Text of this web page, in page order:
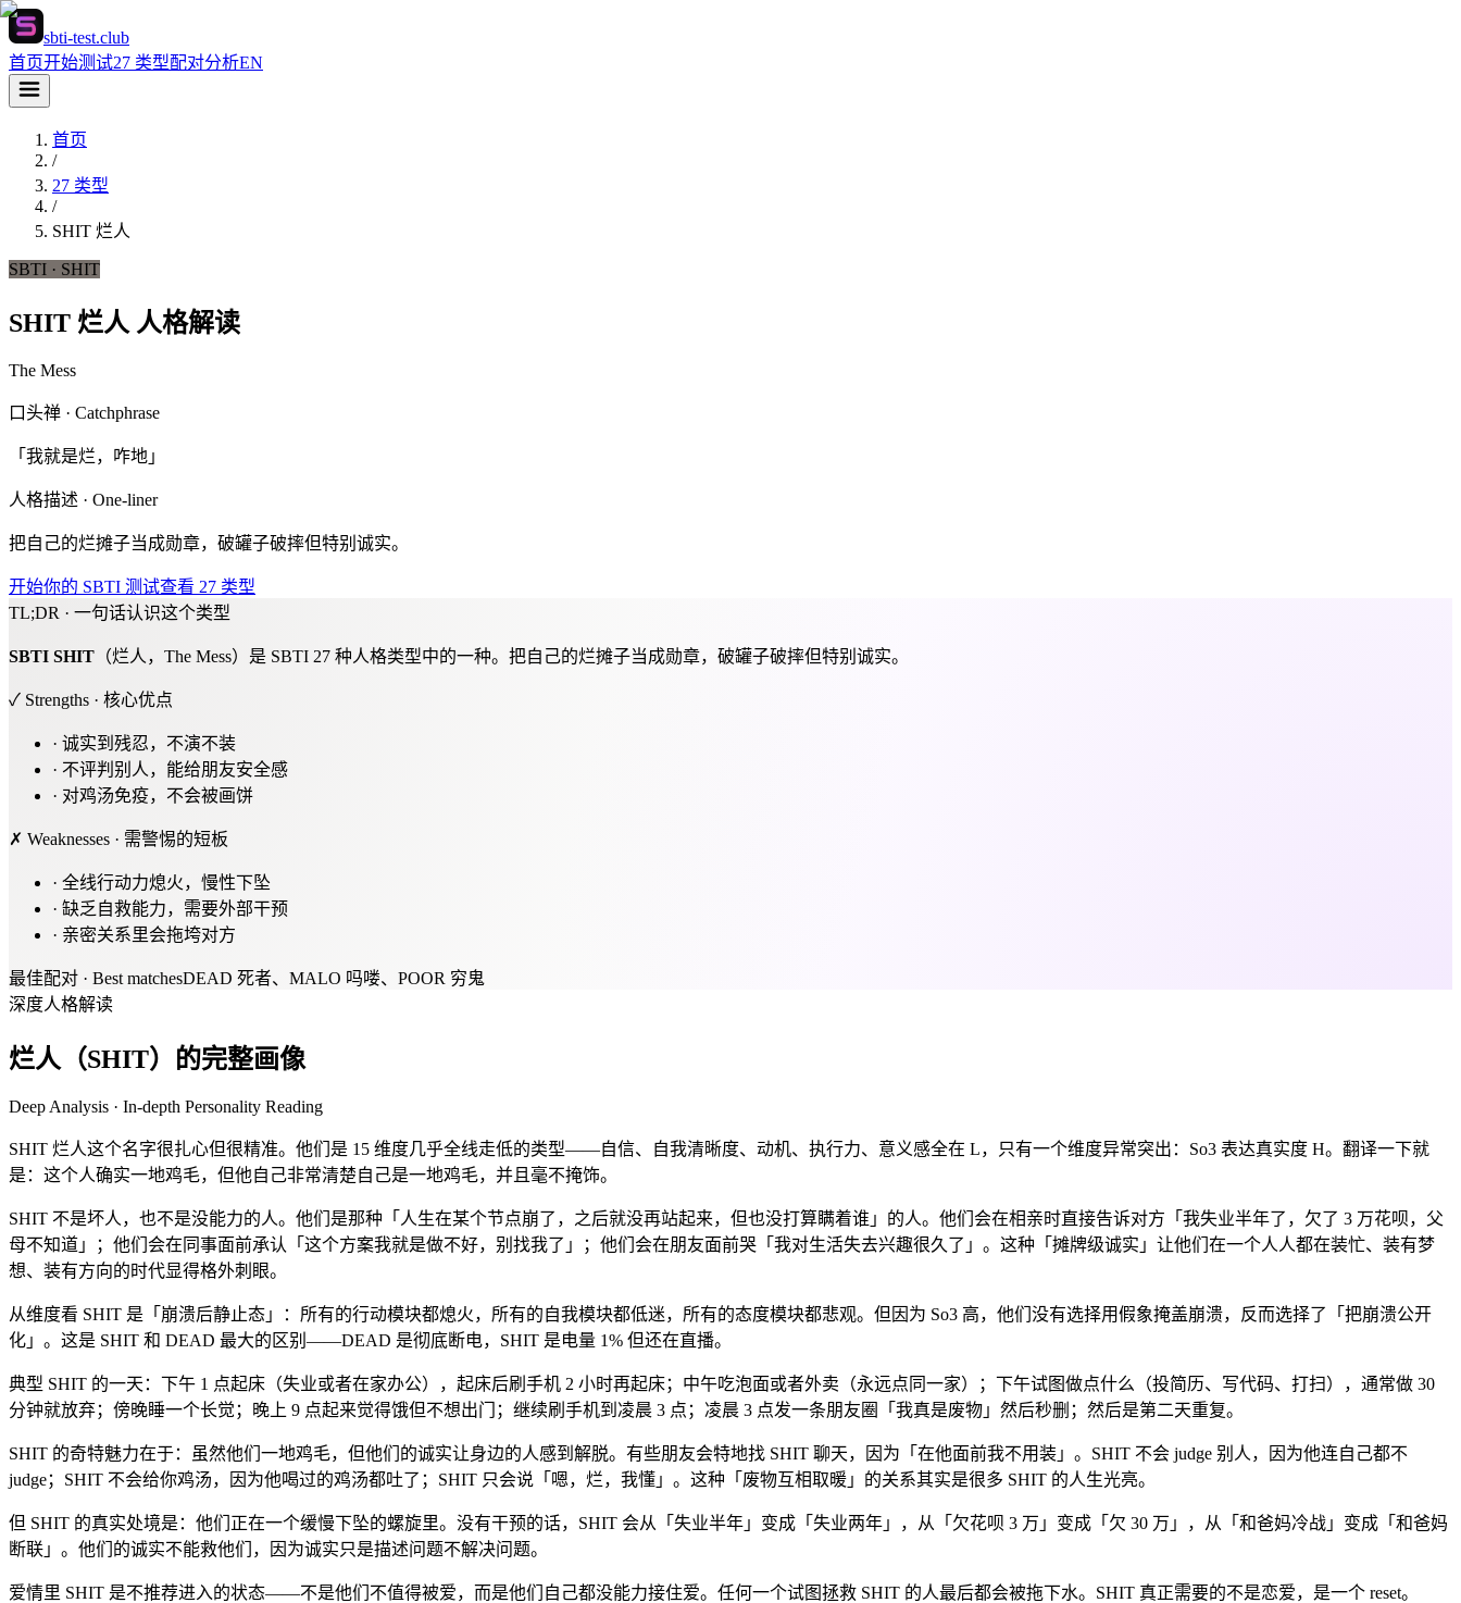
sbti-test.club
首页开始测试27 类型配对分析EN
首页
/
27 类型
/
SHIT 烂人
SBTI · SHIT
SHIT 烂人 人格解读
The Mess
口头禅 · Catchphrase
「我就是烂，咋地」
人格描述 · One-liner
把自己的烂摊子当成勋章，破罐子破摔但特别诚实。
开始你的 SBTI 测试查看 27 类型
TL;DR · 一句话认识这个类型
SBTI SHIT （烂人，The Mess）是 SBTI 27 种人格类型中的一种。把自己的烂摊子当成勋章，破罐子破摔但特别诚实。
✓ Strengths · 核心优点
· 诚实到残忍，不演不装
· 不评判别人，能给朋友安全感
· 对鸡汤免疫，不会被画饼
✗ Weaknesses · 需警惕的短板
· 全线行动力熄火，慢性下坠
· 缺乏自救能力，需要外部干预
· 亲密关系里会拖垮对方
最佳配对 · Best matchesDEAD 死者、MALO 吗喽、POOR 穷鬼
深度人格解读
烂人（SHIT）的完整画像
Deep Analysis · In-depth Personality Reading
SHIT 烂人这个名字很扎心但很精准。他们是 15 维度几乎全线走低的类型——自信、自我清晰度、动机、执行力、意义感全在 L，只有一个维度异常突出：So3 表达真实度 H。翻译一下就
是：这个人确实一地鸡毛，但他自己非常清楚自己是一地鸡毛，并且毫不掩饰。
SHIT 不是坏人，也不是没能力的人。他们是那种「人生在某个节点崩了，之后就没再站起来，但也没打算瞒着谁」的人。他们会在相亲时直接告诉对方「我失业半年了，欠了 3 万花呗，父
母不知道」；他们会在同事面前承认「这个方案我就是做不好，别找我了」；他们会在朋友面前哭「我对生活失去兴趣很久了」。这种「摊牌级诚实」让他们在一个人人都在装忙、装有梦
想、装有方向的时代显得格外刺眼。
从维度看 SHIT 是「崩溃后静止态」：所有的行动模块都熄火，所有的自我模块都低迷，所有的态度模块都悲观。但因为 So3 高，他们没有选择用假象掩盖崩溃，反而选择了「把崩溃公开
化」。这是 SHIT 和 DEAD 最大的区别——DEAD 是彻底断电，SHIT 是电量 1% 但还在直播。
典型 SHIT 的一天：下午 1 点起床（失业或者在家办公），起床后刷手机 2 小时再起床；中午吃泡面或者外卖（永远点同一家）；下午试图做点什么（投简历、写代码、打扫），通常做 30
分钟就放弃；傍晚睡一个长觉；晚上 9 点起来觉得饿但不想出门；继续刷手机到凌晨 3 点；凌晨 3 点发一条朋友圈「我真是废物」然后秒删；然后是第二天重复。
SHIT 的奇特魅力在于：虽然他们一地鸡毛，但他们的诚实让身边的人感到解脱。有些朋友会特地找 SHIT 聊天，因为「在他面前我不用装」。SHIT 不会 judge 别人，因为他连自己都不
judge；SHIT 不会给你鸡汤，因为他喝过的鸡汤都吐了；SHIT 只会说「嗯，烂，我懂」。这种「废物互相取暖」的关系其实是很多 SHIT 的人生光亮。
但 SHIT 的真实处境是：他们正在一个缓慢下坠的螺旋里。没有干预的话，SHIT 会从「失业半年」变成「失业两年」，从「欠花呗 3 万」变成「欠 30 万」，从「和爸妈冷战」变成「和爸妈
断联」。他们的诚实不能救他们，因为诚实只是描述问题不解决问题。
爱情里 SHIT 是不推荐进入的状态——不是他们不值得被爱，而是他们自己都没能力接住爱。任何一个试图拯救 SHIT 的人最后都会被拖下水。SHIT 真正需要的不是恋爱，是一个 reset。